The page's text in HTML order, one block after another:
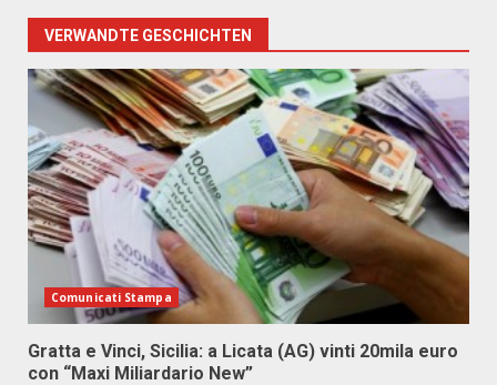
VERWANDTE GESCHICHTEN
Comunicati Stampa
Gratta e Vinci, Sicilia: a Licata (AG) vinti 20mila euro
con “Maxi Miliardario New”